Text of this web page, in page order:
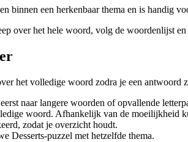
binnen een herkenbaar thema en is handig
over het hele woord, volg de woordenlijst
het volledige woord zodra je een antwoord
naar langere woorden of opvallende
woord. Afhankelijk van de moeilijkheid
zodat je overzicht houdt.
Desserts-puzzel met hetzelfde thema.